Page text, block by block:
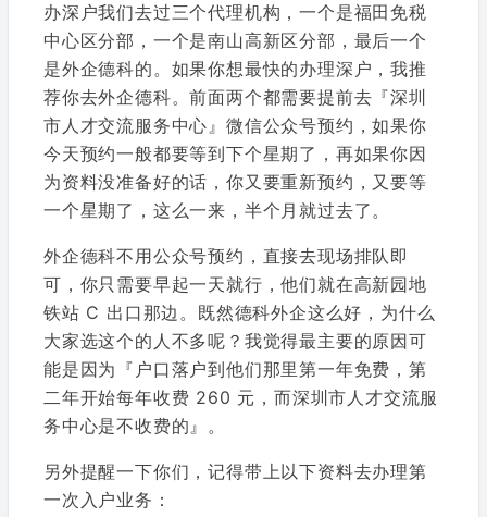
办深户我们去过三个代理机构，一个是福田免税
中心区分部，一个是南山高新区分部，最后一个
是外企德科的。如果你想最快的办理深户，我推
荐你去外企德科。前面两个都需要提前去『深圳
市人才交流服务中心』微信公众号预约，如果你
今天预约一般都要等到下个星期了，再如果你因
为资料没准备好的话，你又要重新预约，又要等
一个星期了，这么一来，半个月就过去了。
外企德科不用公众号预约，直接去现场排队即
可，你只需要早起一天就行，他们就在高新园地
铁站 C 出口那边。既然德科外企这么好，为什么
大家选这个的人不多呢？我觉得最主要的原因可
能是因为『户口落户到他们那里第一年免费，第
二年开始每年收费 260 元，而深圳市人才交流服
务中心是不收费的』。
另外提醒一下你们，记得带上以下资料去办理第
一次入户业务：